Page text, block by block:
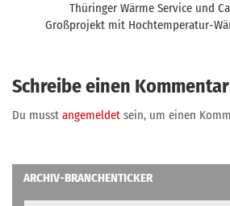
Thüringer Wärme Service und
Großprojekt mit Hochtemperatur-
Schreibe einen Kommentar
Du musst angemeldet sein, um einen
ARCHIV-BRANCHENTICKER